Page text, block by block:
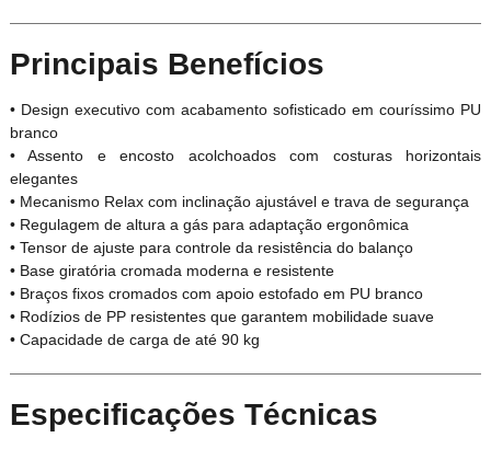
Principais Benefícios
• Design executivo com acabamento sofisticado em couríssimo PU
branco
• Assento e encosto acolchoados com costuras horizontais
elegantes
• Mecanismo Relax com inclinação ajustável e trava de segurança
• Regulagem de altura a gás para adaptação ergonômica
• Tensor de ajuste para controle da resistência do balanço
• Base giratória cromada moderna e resistente
• Braços fixos cromados com apoio estofado em PU branco
• Rodízios de PP resistentes que garantem mobilidade suave
• Capacidade de carga de até 90 kg
Especificações Técnicas